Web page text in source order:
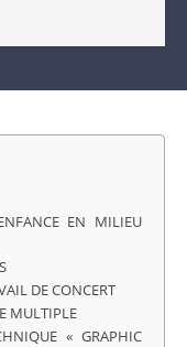
EN MILIEU
DE CONCERT
MULTIPLE
« GRAPHIC